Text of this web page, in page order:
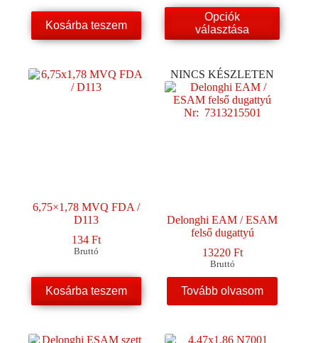
Kosárba teszem
-
Opciók
választása
Ennek
a
terméknek
van.
A
változatok
a
6,75×1,78 MVQ FDA /
D113
134 Ft
Bruttó
Kosárba teszem
NINCS KÉSZLETEN
Delonghi EAM / ESAM
felső dugattyú
13220 Ft
Bruttó
Tovább olvasom